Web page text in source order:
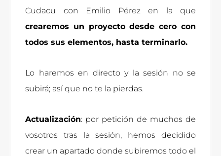
Cudacu con Emilio Pérez en la que
crearemos un proyecto desde cero con
todos sus elementos, hasta terminarlo.
Lo haremos en directo y la sesión no se
subirá; así que no te la pierdas.
Actualización: por petición de muchos de
vosotros tras la sesión, hemos decidido
crear un apartado donde subiremos todo el